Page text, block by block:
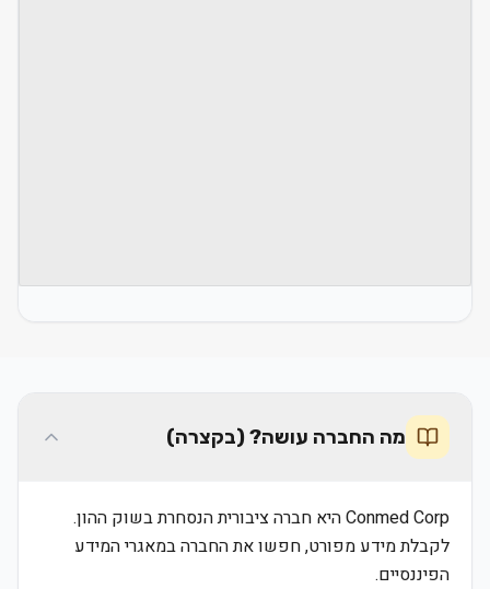
מה החברה עושה? (בקצרה)
Conmed Corp היא חברה ציבורית הנסחרת בשוק ההון.
לקבלת מידע מפורט, חפשו את החברה במאגרי המידע
הפיננסיים.